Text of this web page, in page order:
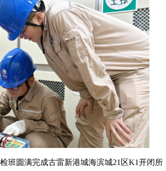
班圆满完成古雷新港城海滨城21区K1开闭所